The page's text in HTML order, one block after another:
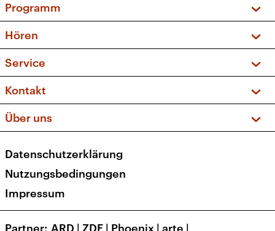
Programm
Sendungen und Podcasts
Musikliste
Kakadu – Das Kinderprogramm
Hören
Frequenzen (UKW + DAB+)
Service
FAQ
Apps
Newsletter
Veranstaltungen
Kontakt
Social Media
Über uns
Presse
Karriere
Transparenz
Datenschutzerklärung
Nutzungsbedingungen
Impressum
Partner ARD | ZDF | Phoenix | arte |